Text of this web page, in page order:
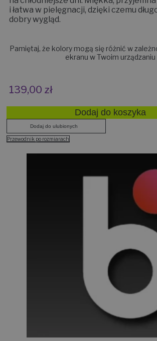
i łatwa w pielęgnacji, dzięki czemu
dobry wygląd.
Pamiętaj, że kolory mogą się różnić w
ekranu w Twoim urządzaniu
139,00 zł
Dodaj do koszyka
Dodaj do ulubionych
Przewodnik po rozmiarach